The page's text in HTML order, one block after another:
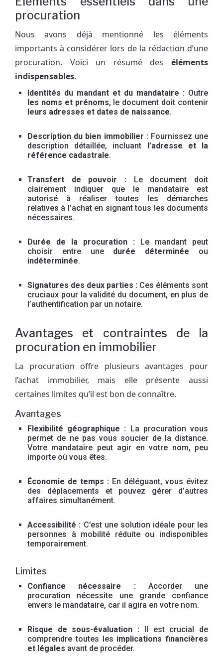
procuration
Nous avons déjà mentionné les éléments
importants à considérer lors de la rédaction d’une
procuration. Voici un résumé des éléments
indispensables.
Identités du mandant et du mandataire : Outre
les noms et prénoms, le document doit contenir
leurs adresses et dates de naissance.
Description du bien immobilier : Fournissez une
description détaillée, incluant l’adresse et la
référence cadastrale.
Transfert de pouvoir : Le document doit
clairement indiquer que le mandataire est
autorisé à réaliser toutes les démarches
relatives à l’achat en signant tous les documents
nécessaires.
Durée de la procuration : Le mandant peut
choisir entre une durée déterminée ou
indéterminée.
Signatures des deux parties : Ces éléments sont
cruciaux pour la validité du document, en plus de
l’authentification par un notaire.
Avantages et contraintes de la
procuration en immobilier
La procuration offre plusieurs avantages pour
l’achat immobilier, mais elle présente aussi
certaines limites qu’il est bon de connaître.
Avantages
Flexibilité géographique : La procuration vous
permet de ne pas vous soucier de la distance.
Votre mandataire peut agir en votre nom, peu
importe où vous êtes.
Économie de temps : En déléguant, vous évitez
des déplacements et pouvez gérer d’autres
affaires simultanément.
Accessibilité : C’est une solution idéale pour les
personnes à mobilité réduite ou indisponibles
temporairement.
Limites
Confiance nécessaire : Accorder une
procuration nécessite une grande confiance
envers le mandataire, car il agira en votre nom.
Risque de sous-évaluation : Il est crucial de
comprendre toutes les implications financières
et légales avant de procéder.